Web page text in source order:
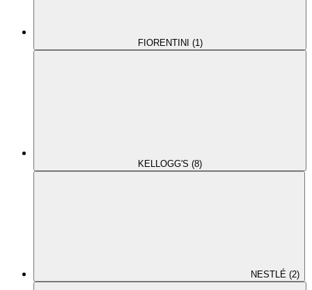
FIORENTINI (1)
KELLOGG'S (8)
NESTLÉ (2)